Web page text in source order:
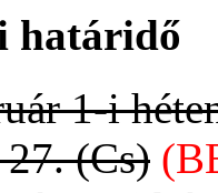
határidő
1-i
(Cs)